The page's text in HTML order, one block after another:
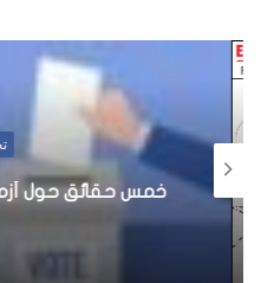
خمس حقائق حول أزمة